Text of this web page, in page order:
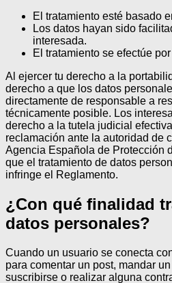
El tratamiento esté basado
Los datos hayan sido
interesada.
El tratamiento se efectúe
Al ejercer tu derecho a la
derecho a que los datos
directamente de responsable a
técnicamente posible. Los
derecho a la tutela judicial
reclamación ante la autoridad de
Agencia Española de Protección
que el tratamiento de datos
infringe el Reglamento.
¿Con qué finalidad
datos personales?
Cuando un usuario se conecta
para comentar un post, mandar
suscribirse o realizar alguna